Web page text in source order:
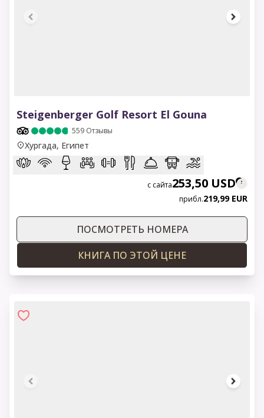
Steigenberger Golf Resort El Gouna
559 Отзывы
Хургада, Египет
с сайта253,50 USD
прибл.219,99 EUR
ПОСМОТРЕТЬ НОМЕРА
КНИГА ПО ЭТОЙ ЦЕНЕ